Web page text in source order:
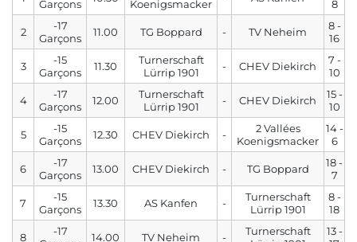
Garçons
Koenigsmacker
8
2
-17
Garçons
11.00 TG Boppard - TV Neheim
8 -
16
3
-15
Garçons
11.30
Turnerschaft
Lürrip 1901
- CHEV Diekirch
7 -
10
4
-17
Garçons
12.00
Turnerschaft
Lürrip 1901
- CHEV Diekirch
15 -
10
5
-15
Garçons
12.30 CHEV Diekirch -
2 Vallées
Koenigsmacker
14 -
6
6
-17
Garçons
13.00 CHEV Diekirch - TG Boppard
18 -
7
7
-15
Garçons
13.30 AS Kanfen -
Turnerschaft
Lürrip 1901
8 -
18
8
-17
14.00 TV Neheim -
Turnerschaft
13 -